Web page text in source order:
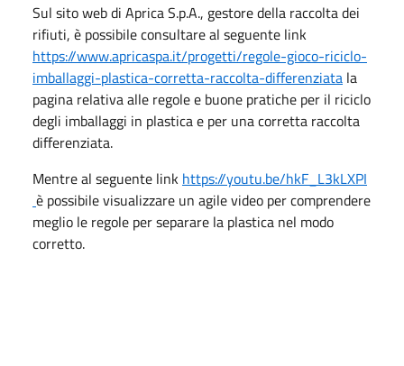
Sul sito web di Aprica S.p.A., gestore della raccolta dei
rifiuti, è possibile consultare al seguente link
https://www.apricaspa.it/progetti/regole-gioco-riciclo-
imballaggi-plastica-corretta-raccolta-differenziata la
pagina relativa alle regole e buone pratiche per il riciclo
degli imballaggi in plastica e per una corretta raccolta
differenziata.
Mentre al seguente link https://youtu.be/hkF_L3kLXPI
è possibile visualizzare un agile video per comprendere
meglio le regole per separare la plastica nel modo
corretto.